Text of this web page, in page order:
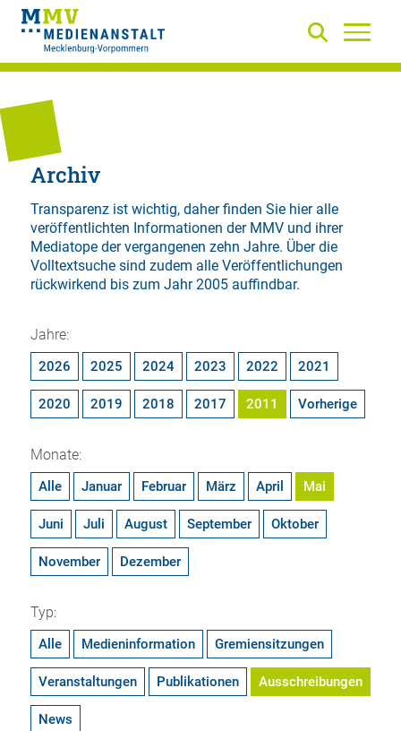
Archiv
Transparenz ist wichtig, daher finden Sie hier alle
veröffentlichten Informationen der MMV und ihrer
Mediatope der vergangenen zehn Jahre. Über die
Volltextsuchesind zudem alle Veröffentlichungen
rückwirkend bis zum Jahr 2005 auffindbar.
Jahre:
2026 2025 2024 2023 2022 2021
2020 2019 2018 2017 2011 Vorherige
Monate:
Alle Januar Februar März April Mai
Juni Juli August September Oktober
November Dezember
Typ:
Alle Medieninformation Gremiensitzungen
Veranstaltungen Publikationen Ausschreibungen
News